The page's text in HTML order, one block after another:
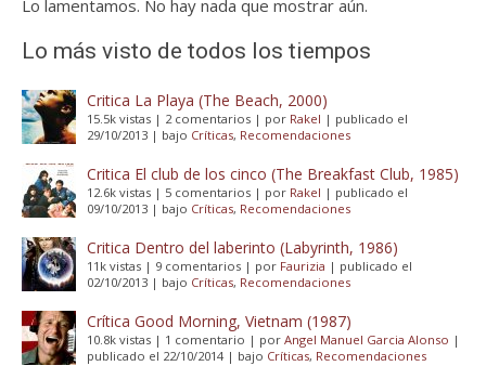
Lo lamentamos. No hay nada que mostrar aún.
Lo más visto de todos los tiempos
Critica La Playa (The Beach, 2000)
15.5k vistas | 2 comentarios | por Rakel | publicado el
29/10/2013 | bajo Críticas, Recomendaciones
Critica El club de los cinco (The Breakfast Club, 1985)
12.6k vistas | 5 comentarios | por Rakel | publicado el
09/10/2013 | bajo Críticas, Recomendaciones
Critica Dentro del laberinto (Labyrinth, 1986)
11k vistas | 9 comentarios | por Faurizia | publicado el
02/10/2013 | bajo Críticas, Recomendaciones
Crítica Good Morning, Vietnam (1987)
10.8k vistas | 1 comentario | por Angel Manuel Garcia Alonso |
publicado el 22/10/2014| bajo Críticas, Recomendaciones